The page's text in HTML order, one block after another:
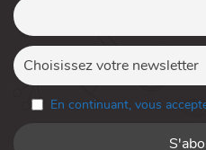
En continuant, vous